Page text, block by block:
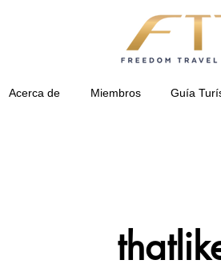
Acerca de Miembros Guía